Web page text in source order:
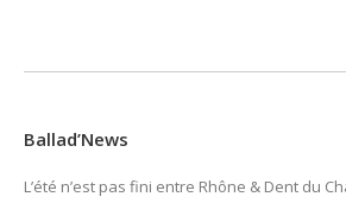
Ballad’News
L’été n’est pas fini entre Rhône & Dent du